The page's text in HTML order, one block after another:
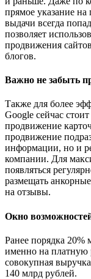
прямое указание на
выдачи всегда
позволяет
продвижения
блогов.
Важно не забыть
Также для более
Google сейчас
продвижение
продвижение
информации, но и
компании. Для
появляться
размещать
на отзывы.
Окно
Ранее порядка 20%
именно на платную
совокупная
140 млрд рублей.